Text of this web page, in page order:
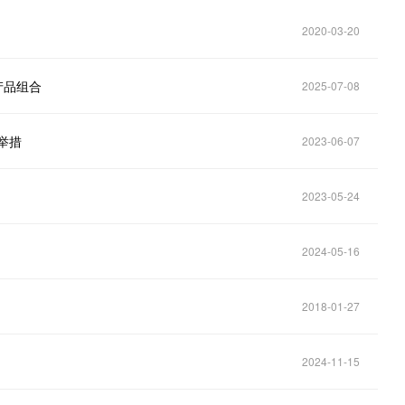
2020-03-20
组合 2025-07-08
措 2023-06-07
2023-05-24
2024-05-16
2018-01-27
2024-11-15